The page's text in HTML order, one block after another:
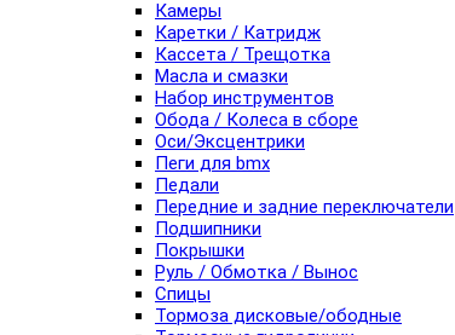
Камеры
Каретки / Катридж
Кассета / Трещотка
Масла и смазки
Набор инструментов
Обода / Колеса в сборе
Оси/Эксцентрики
Пеги для bmx
Педали
Передние и задние переключатели
Подшипники
Покрышки
Руль / Обмотка / Вынос
Спицы
Тормоза дисковые/ободные